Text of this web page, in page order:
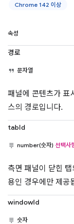
Chrome 142 이상
속성
경로
문자열
패널에 콘텐츠가 표
스의 경로입니다.
tabId
number(숫자) 선택사
측면 패널이 닫힌
용인 경우에만 제공
windowId
숫자